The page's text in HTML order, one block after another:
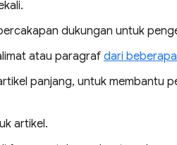
dukungan untuk
atau paragraf dari
panjang, untuk membantu
artikel.